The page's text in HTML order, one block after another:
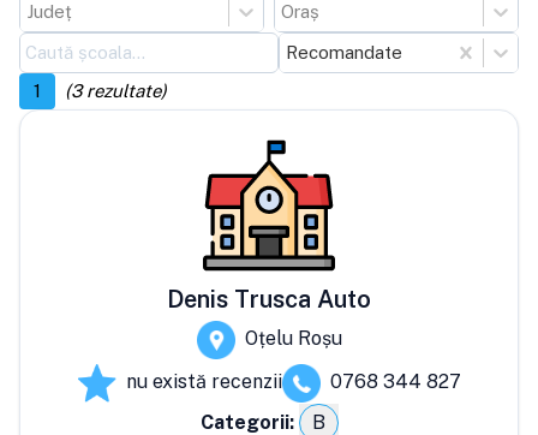
Județ
Oraș
Recomandate
1
(3rezultate)
Denis Trusca Auto
Oțelu Roșu
nu există recenzii
0768 344 827
Categorii:
B